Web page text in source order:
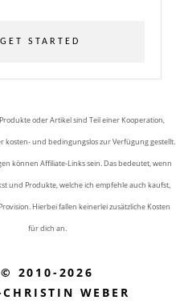
GET STARTED
oder Artikel sind Teil einer Kooperation,
kosten- und bedingungslos zur Verfügung gestellt.
können Affiliate-Links sein. Das bedeutet, wenn
und Produkte, welche ich empfehle auch kaufst,
Hierbei fallen keinerlei zusätzliche Kosten
für dich an.
© 2010-2026
WEBER